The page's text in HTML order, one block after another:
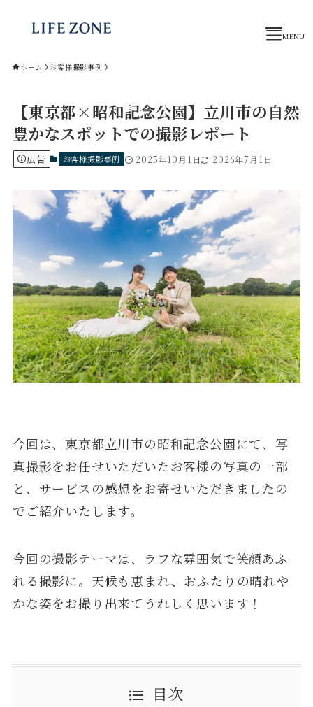
撮影プラン
制作事例
お役立ちコラム
業務提携パートナー
お問い合わせ
公式LINE
ホーム お客様撮影事例
【東京都×昭和記念公園】立川市の自然
豊かなスポットでの撮影レポート
広告 お客様撮影事例 2025年10月1日 2026年7月1日
今回は、東京都立川市の昭和記念公園にて、写
真撮影をお任せいただいたお客様の写真の一部
と、サービスの感想をお寄せいただきましたの
でご紹介いたします。
今回の撮影テーマは、ラフな雰囲気で笑顔あふ
れる撮影に。天候も恵まれ、おふたりの晴れや
かな姿をお撮り出来てうれしく思います！
目次